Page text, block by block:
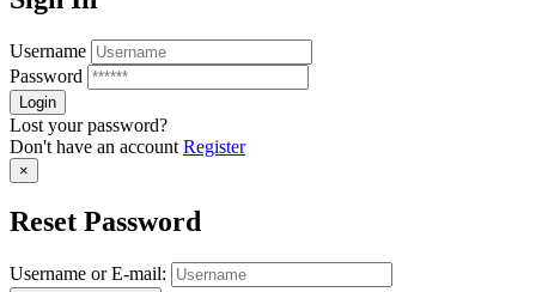
Username
Password
Lost your password?
Don't have an account Register
×
Reset Password
Username or E-mail: